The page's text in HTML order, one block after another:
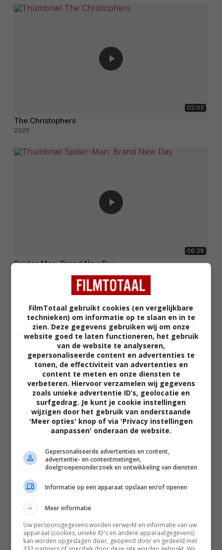
02:05
The Christophers
2025
06:38
Spider-Man: Brand New Day
02:40
The Uprising
FilmTotaal gebruikt cookies (en vergelijkbare
technieken) om informatie op te slaan en in te
zien. Deze gegevens gebruiken wij om onze
website goed te laten functioneren, het gebruik
van de website te analyseren,
gepersonaliseerde content en advertenties te
tonen, de effectiviteit van advertenties en
content te meten en onze diensten te
verbeteren. Hiervoor verzamelen wij gegevens
zoals unieke advertentie ID’s, geolocatie en
surfgedrag. Je kunt je cookie instellingen
wijzigen door het gebruik van onderstaande
'Meer opties' knop of via 'Privacy instellingen
aanpassen' onderaan de website.
Gepersonaliseerde advertenties en content,
advertentie- en contentmetingen,
doelgroepenonderzoek en ontwikkeling van diensten
Informatie op een apparaat opslaan en/of openen
Meer informatie
Uw persoonsgegevens worden verwerkt en informatie van uw
apparaat (cookies, unieke ID's en andere apparaatgegevens)
kan worden opgeslagen door, geopend door en gedeeld met